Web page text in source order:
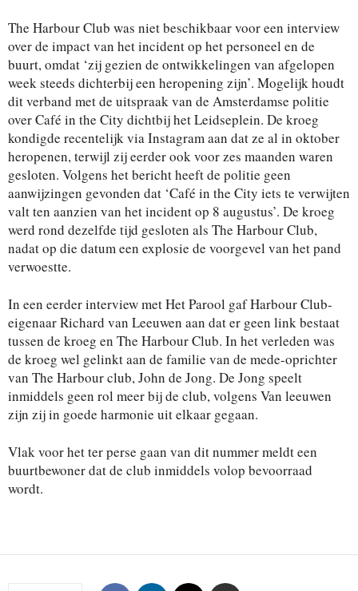
The Harbour Club was niet beschikbaar vooreen interview
over de impact van het incidentop het personeel en de
buurt, omdat ‘zij gezien de ontwikkelingen van afgelopen
week steeds dichterbij een heropening zijn’. Mogelijk houdt
dit verband met de uitspraak van de Amsterdamse politie
over Café in the City dichtbij hetLeidseplein. De kroeg
kondigde recentelijk viaInstagram aan dat ze al in oktober
heropenen,terwijl zij eerder ook voor zes maanden waren
gesloten. Volgens het bericht heeft de politie geen
aanwijzingen gevonden dat ‘Café in the City iets te verwijten
valt ten aanzien van hetincident op 8 augustus’. De kroeg
werd rond dezelfde tijd gesloten als The Harbour Club,
nadat op die datum een explosie de voorgevel van het pand
verwoestte.
In een eerder interview met Het Parool gaf Harbour Club-
eigenaar Richard van Leeuwen aan dat er geen link bestaat
tussen de kroeg en The Harbour Club. In het verleden was
de kroeg wel gelinkt aan de familie van de mede-oprichter
van The Harbour club, John de Jong. De Jong speelt
inmiddels geen rol meer bij de club, volgens Van leeuwen
zijn zij in goede harmonie uit elkaar gegaan.
Vlak voor het ter perse gaan van dit nummer meldt een
buurtbewoner dat de club inmiddels volop bevoorraad
wordt.